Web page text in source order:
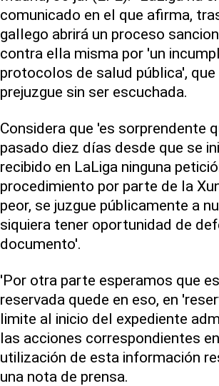
comunicado en el que afirma,
gallego abrirá un proceso
contra ella misma por 'un
protocolos de salud pública',
prejuzgue sin ser escuchada.
Considera que 'es sorprendente
pasado diez días desde que se
recibido en LaLiga ninguna
procedimiento por parte de la
peor, se juzgue públicamente a
siquiera tener oportunidad de
documento'.
'Por otra parte esperamos que
reservada quede en eso, en
limite al inicio del expediente
las acciones correspondientes
utilización de esta información
una nota de prensa.